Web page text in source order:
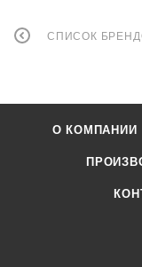
СПИСОК
О КОМПАНИИ